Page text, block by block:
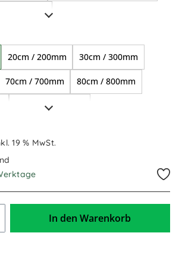
20cm / 200mm 30cm / 300mm
70cm / 700mm 80cm / 800mm
1,20m / 1.200mm
19 % MwSt.
In den Warenkorb